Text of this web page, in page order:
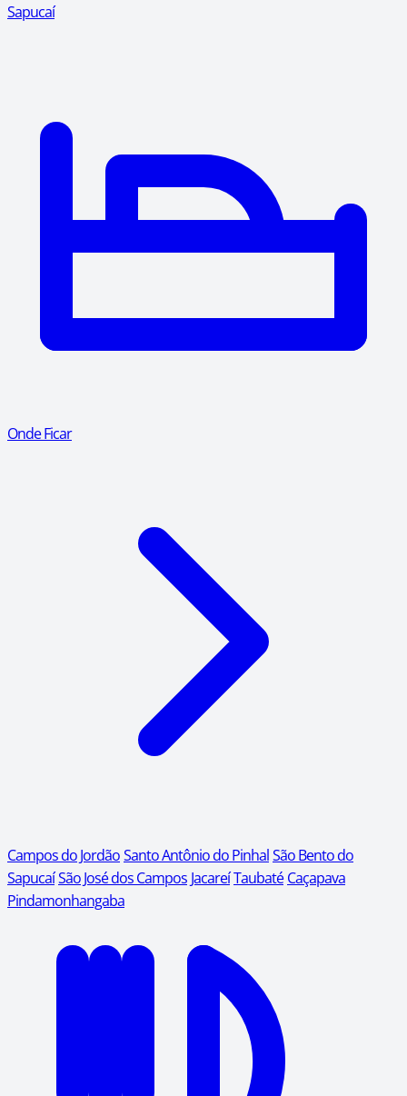
Sapucaí
Onde Ficar
Campos do JordãoSanto Antônio do PinhalSão Bento do
SapucaíSão José dos Campos JacareíTaubaté Caçapava
Pindamonhangaba